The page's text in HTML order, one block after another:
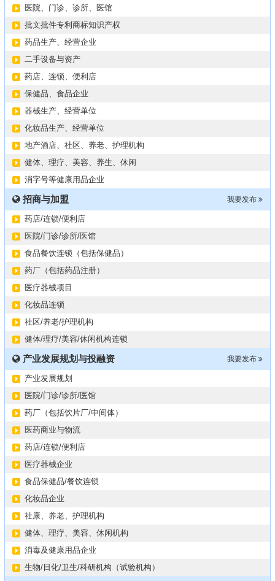
华北某药厂转让（年利有3000多万）
某医药销售团队寻求品种大包
“粤省心”为企业定制专业化的财务服务
【专注投资】城投 交投 建投等国企项目合作
【寻求合作】海外代理、慈善机构
某资方在全国大量求购各地机构
西南地区某煤炭公司寻求合作
2024第34届（广东）国际大健康产业博览会
某器械公司项目技术转让
10-13
#冠心病养生素口服液项目招商或寻求技术转让
大健康交易中心平台招商
膝关节修复药物融资计划
华北某药厂转让（年利有3000多万）
医院、门诊、诊所、医馆
批文批件专利商标知识产权
药品生产、经营企业
二手设备与资产
药店、连锁、便利店
保健品、食品企业
器械生产、经营单位
化妆品生产、经营单位
地产酒店、社区、养老、护理机构
健体、理疗、美容、养生、休闲
消字号等健康用品企业
我要发布
招商与加盟
药店/连锁/便利店
医院/门诊/诊所/医馆
食品餐饮连锁（包括保健品）
药厂（包括药品注册）
医疗器械项目
化妆品连锁
社区/养老/护理机构
健体/理疗/美容/休闲机构连锁
我要发布
产业发展规划与投融资
产业发展规划
医院/门诊/诊所/医馆
药厂（包括饮片厂/中间体）
医药商业与物流
药店/连锁/便利店
医疗器械企业
食品保健品/餐饮连锁
化妆品企业
社康、养老、护理机构
健体、理疗、美容、休闲机构
消毒及健康用品企业
生物/日化/卫生/科研机构（试验机构）